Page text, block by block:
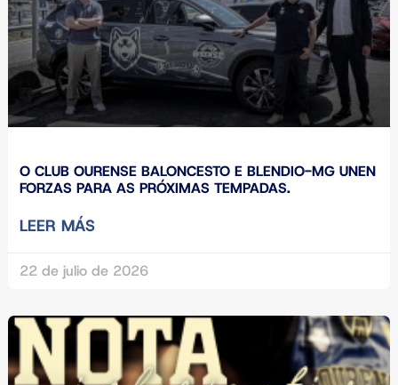
O CLUB OURENSE BALONCESTO E BLENDIO-MG UNEN
FORZAS PARA AS PRÓXIMAS TEMPADAS.
LEER MÁS
22 de julio de 2026